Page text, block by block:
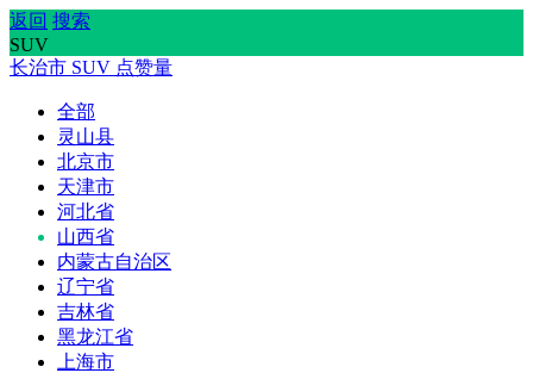
返回 搜索
SUV
长治市 SUV 点赞量
全部
灵山县
北京市
天津市
河北省
山西省
内蒙古自治区
辽宁省
吉林省
黑龙江省
上海市